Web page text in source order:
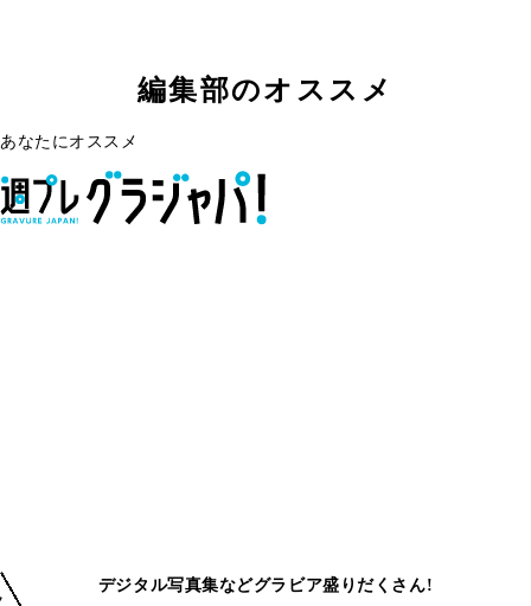
編集部のオススメ
あなたにオススメ
デジタル写真集などグラビア盛りだくさん!